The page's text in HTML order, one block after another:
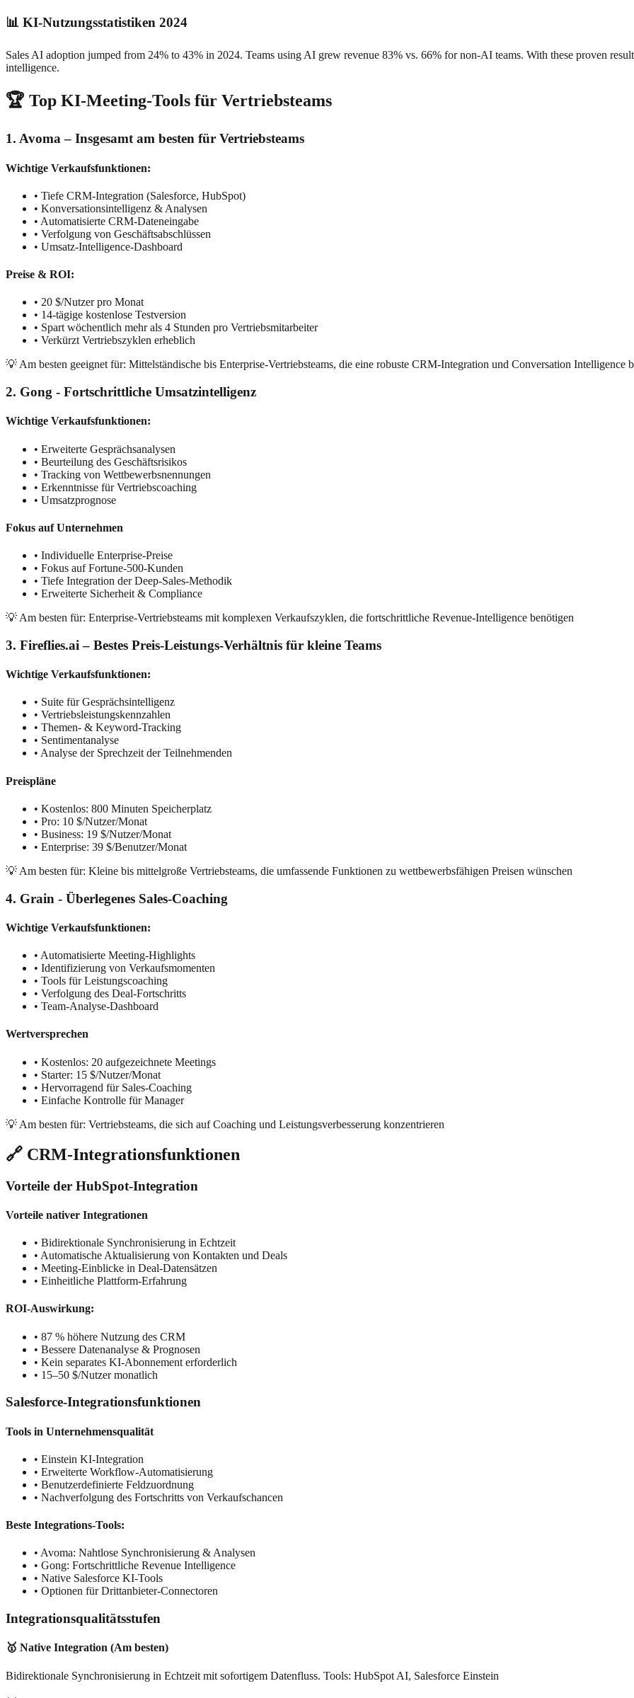
📊 KI-Nutzungsstatistiken 2024
Sales AI adoption jumped from 24% to 43% in 2024. Teams using AI grew revenue 83% vs. 66% for non-AI teams. With these proven
intelligence.
🏆 Top KI-Meeting-Tools für Vertriebsteams
1. Avoma – Insgesamt am besten für Vertriebsteams
Wichtige Verkaufsfunktionen:
• Tiefe CRM-Integration (Salesforce, HubSpot)
• Konversationsintelligenz & Analysen
• Automatisierte CRM-Dateneingabe
• Verfolgung von Geschäftsabschlüssen
• Umsatz-Intelligence-Dashboard
Preise & ROI:
• 20 $/Nutzer pro Monat
• 14-tägige kostenlose Testversion
• Spart wöchentlich mehr als 4 Stunden pro Vertriebsmitarbeiter
• Verkürzt Vertriebszyklen erheblich
💡 Am besten geeignet für: Mittelständische bis Enterprise-Vertriebsteams, die eine robuste CRM-Integration und Conversation Intelligence
2. Gong - Fortschrittliche Umsatzintelligenz
Wichtige Verkaufsfunktionen:
• Erweiterte Gesprächsanalysen
• Beurteilung des Geschäftsrisikos
• Tracking von Wettbewerbsnennungen
• Erkenntnisse für Vertriebscoaching
• Umsatzprognose
Fokus auf Unternehmen
• Individuelle Enterprise-Preise
• Fokus auf Fortune-500-Kunden
• Tiefe Integration der Deep-Sales-Methodik
• Erweiterte Sicherheit & Compliance
💡 Am besten für: Enterprise-Vertriebsteams mit komplexen Verkaufszyklen, die fortschrittliche Revenue-Intelligence benötigen
3. Fireflies.ai – Bestes Preis-Leistungs-Verhältnis für kleine Teams
Wichtige Verkaufsfunktionen:
• Suite für Gesprächsintelligenz
• Vertriebsleistungskennzahlen
• Themen- & Keyword-Tracking
• Sentimentanalyse
• Analyse der Sprechzeit der Teilnehmenden
Preispläne
• Kostenlos: 800 Minuten Speicherplatz
• Pro: 10 $/Nutzer/Monat
• Business: 19 $/Nutzer/Monat
• Enterprise: 39 $/Benutzer/Monat
💡 Am besten für: Kleine bis mittelgroße Vertriebsteams, die umfassende Funktionen zu wettbewerbsfähigen Preisen wünschen
4. Grain - Überlegenes Sales-Coaching
Wichtige Verkaufsfunktionen:
• Automatisierte Meeting-Highlights
• Identifizierung von Verkaufsmomenten
• Tools für Leistungscoaching
• Verfolgung des Deal-Fortschritts
• Team-Analyse-Dashboard
Wertversprechen
• Kostenlos: 20 aufgezeichnete Meetings
• Starter: 15 $/Nutzer/Monat
• Hervorragend für Sales-Coaching
• Einfache Kontrolle für Manager
💡 Am besten für: Vertriebsteams, die sich auf Coaching und Leistungsverbesserung konzentrieren
🔗 CRM-Integrationsfunktionen
Vorteile der HubSpot-Integration
Vorteile nativer Integrationen
• Bidirektionale Synchronisierung in Echtzeit
• Automatische Aktualisierung von Kontakten und Deals
• Meeting-Einblicke in Deal-Datensätzen
• Einheitliche Plattform-Erfahrung
ROI-Auswirkung:
• 87 % höhere Nutzung des CRM
• Bessere Datenanalyse & Prognosen
• Kein separates KI-Abonnement erforderlich
• 15–50 $/Nutzer monatlich
Salesforce-Integrationsfunktionen
Tools in Unternehmensqualität
• Einstein KI-Integration
• Erweiterte Workflow-Automatisierung
• Benutzerdefinierte Feldzuordnung
• Nachverfolgung des Fortschritts von Verkaufschancen
Beste Integrations-Tools:
• Avoma: Nahtlose Synchronisierung & Analysen
• Gong: Fortschrittliche Revenue Intelligence
• Native Salesforce KI-Tools
• Optionen für Drittanbieter-Connectoren
Integrationsqualitätsstufen
🥇 Native Integration (Am besten)
Bidirektionale Synchronisierung in Echtzeit mit sofortigem Datenfluss. Tools: HubSpot AI, Salesforce Einstein